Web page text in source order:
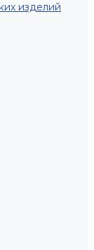
изделий